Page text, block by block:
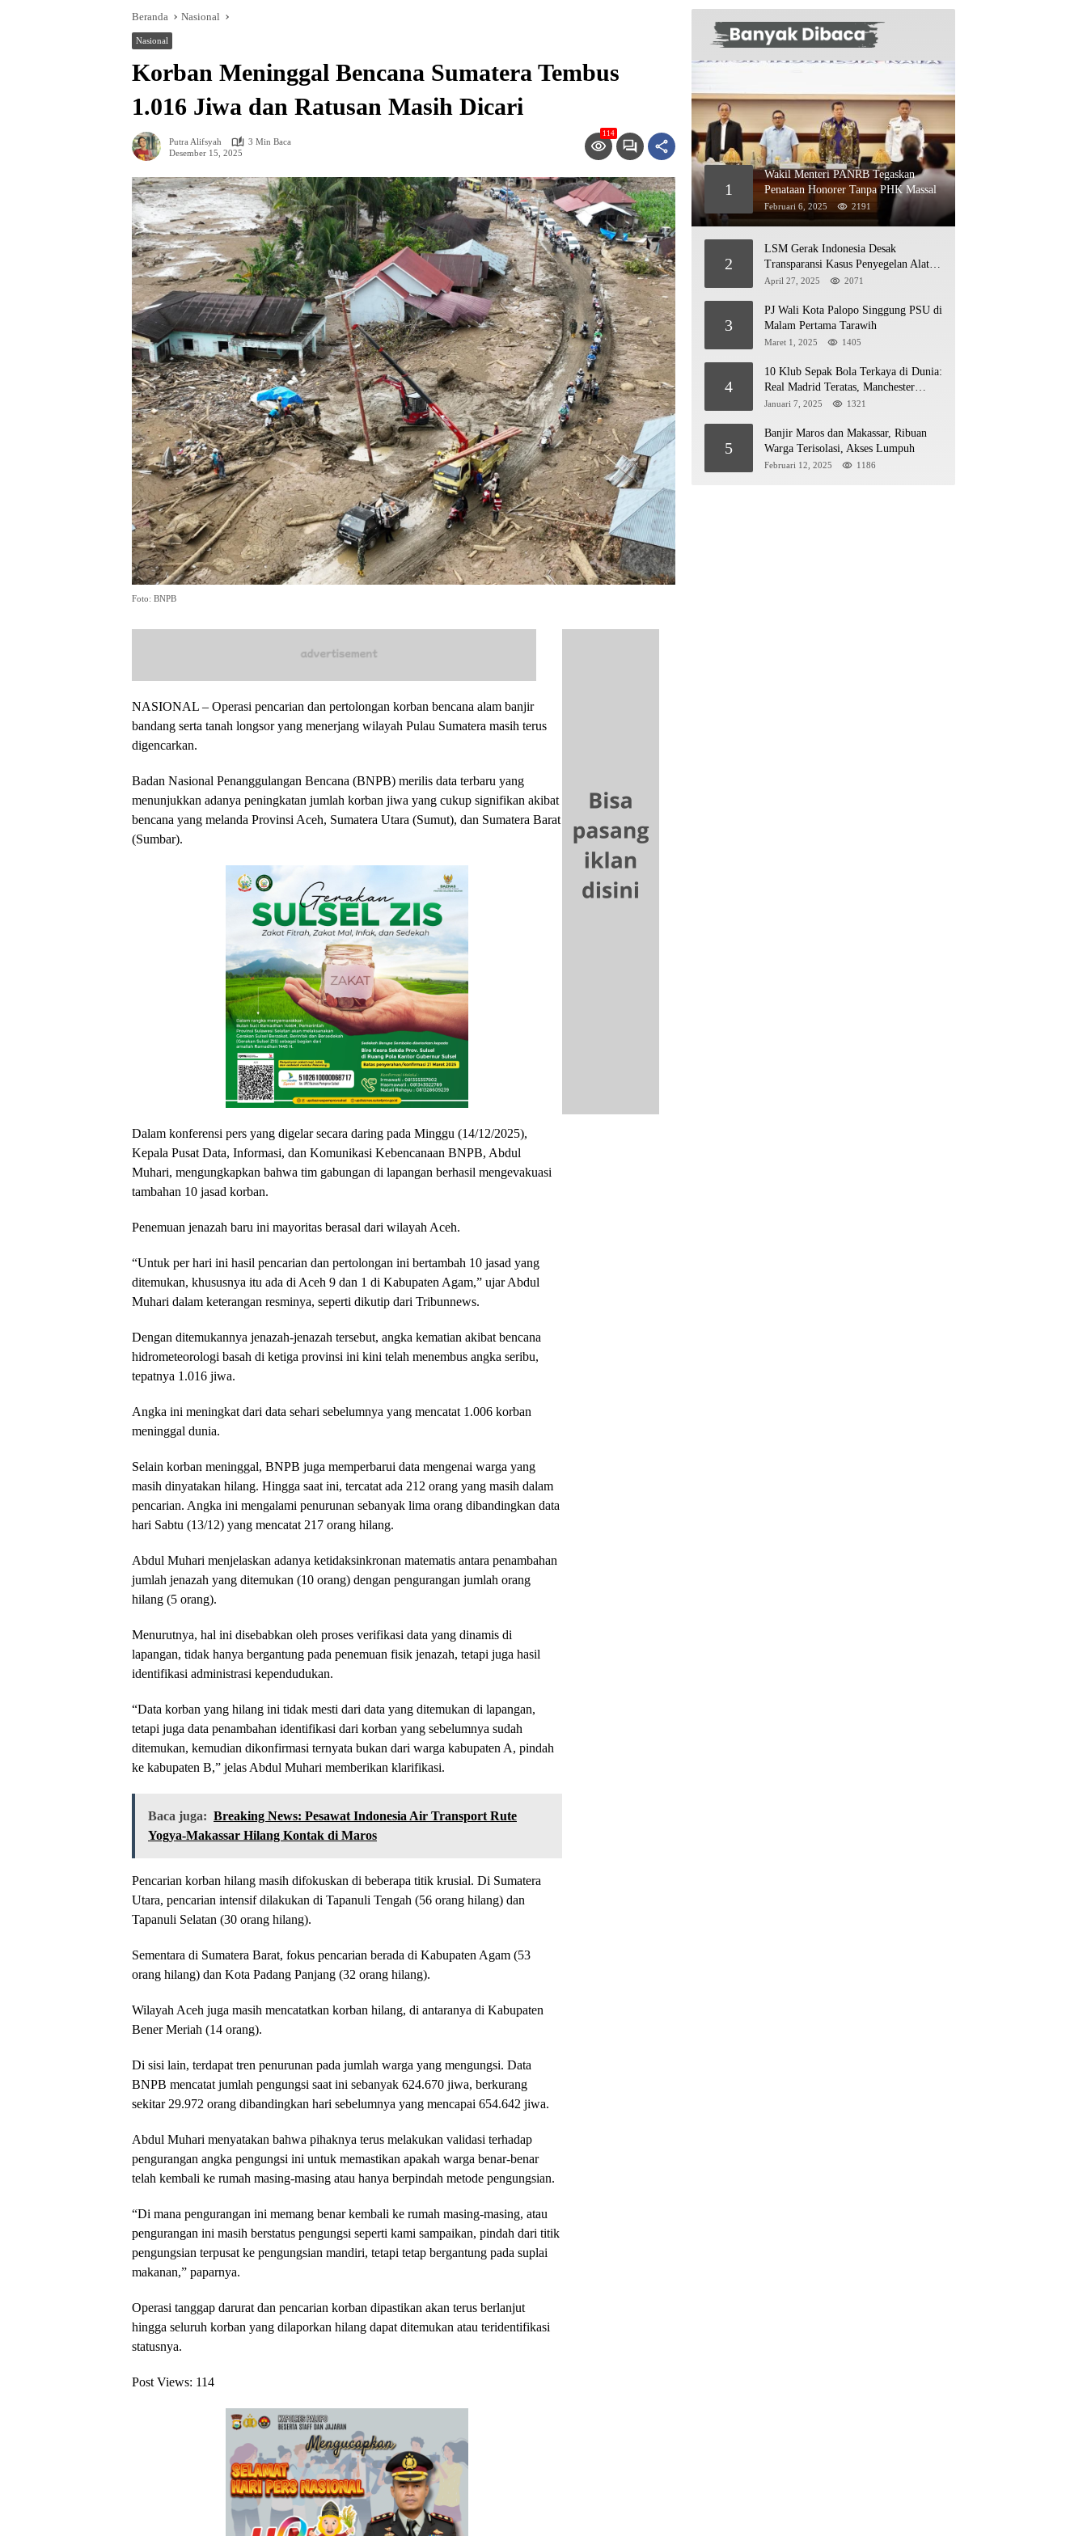
Beranda Nasional
Nasional
Korban Meninggal Bencana Sumatera Tembus
1.016 Jiwa dan Ratusan Masih Dicari
Putra Alifsyah
3 Min Baca
Desember 15, 2025
114
Foto: BNPB
NASIONAL – Operasi pencarian dan pertolongan korban bencana alam banjir
bandang serta tanah longsor yang menerjang wilayah Pulau Sumatera masih terus
digencarkan.
Badan Nasional Penanggulangan Bencana (BNPB) merilis data terbaru yang
menunjukkan adanya peningkatan jumlah korban jiwa yang cukup signifikan akibat
bencana yang melanda Provinsi Aceh, Sumatera Utara (Sumut), dan Sumatera Barat
(Sumbar).
Dalam konferensi pers yang digelar secara daring pada Minggu (14/12/2025),
Kepala Pusat Data, Informasi, dan Komunikasi Kebencanaan BNPB, Abdul
Muhari, mengungkapkan bahwa tim gabungan di lapangan berhasil mengevakuasi
tambahan 10 jasad korban.
Penemuan jenazah baru ini mayoritas berasal dari wilayah Aceh.
“Untuk per hari ini hasil pencarian dan pertolongan ini bertambah 10 jasad yang
ditemukan, khususnya itu ada di Aceh 9 dan 1 di Kabupaten Agam,” ujar Abdul
Muhari dalam keterangan resminya, seperti dikutip dari Tribunnews.
Dengan ditemukannya jenazah-jenazah tersebut, angka kematian akibat bencana
hidrometeorologi basah di ketiga provinsi ini kini telah menembus angka seribu,
tepatnya 1.016 jiwa.
Angka ini meningkat dari data sehari sebelumnya yang mencatat 1.006 korban
meninggal dunia.
Selain korban meninggal, BNPB juga memperbarui data mengenai warga yang
masih dinyatakan hilang. Hingga saat ini, tercatat ada 212 orang yang masih dalam
pencarian. Angka ini mengalami penurunan sebanyak lima orang dibandingkan data
hari Sabtu (13/12) yang mencatat 217 orang hilang.
Abdul Muhari menjelaskan adanya ketidaksinkronan matematis antara penambahan
jumlah jenazah yang ditemukan (10 orang) dengan pengurangan jumlah orang
hilang (5 orang).
Menurutnya, hal ini disebabkan oleh proses verifikasi data yang dinamis di
lapangan, tidak hanya bergantung pada penemuan fisik jenazah, tetapi juga hasil
identifikasi administrasi kependudukan.
“Data korban yang hilang ini tidak mesti dari data yang ditemukan di lapangan,
tetapi juga data penambahan identifikasi dari korban yang sebelumnya sudah
ditemukan, kemudian dikonfirmasi ternyata bukan dari warga kabupaten A, pindah
ke kabupaten B,” jelas Abdul Muhari memberikan klarifikasi.
Baca juga: Breaking News: Pesawat Indonesia Air Transport Rute
Yogya-Makassar Hilang Kontak di Maros
Pencarian korban hilang masih difokuskan di beberapa titik krusial. Di Sumatera
Utara, pencarian intensif dilakukan di Tapanuli Tengah (56 orang hilang) dan
Tapanuli Selatan (30 orang hilang).
Sementara di Sumatera Barat, fokus pencarian berada di Kabupaten Agam (53
orang hilang) dan Kota Padang Panjang (32 orang hilang).
Wilayah Aceh juga masih mencatatkan korban hilang, di antaranya di Kabupaten
Bener Meriah (14 orang).
Di sisi lain, terdapat tren penurunan pada jumlah warga yang mengungsi. Data
BNPB mencatat jumlah pengungsi saat ini sebanyak 624.670 jiwa, berkurang
sekitar 29.972 orang dibandingkan hari sebelumnya yang mencapai 654.642 jiwa.
Abdul Muhari menyatakan bahwa pihaknya terus melakukan validasi terhadap
pengurangan angka pengungsi ini untuk memastikan apakah warga benar-benar
telah kembali ke rumah masing-masing atau hanya berpindah metode pengungsian.
“Di mana pengurangan ini memang benar kembali ke rumah masing-masing, atau
pengurangan ini masih berstatus pengungsi seperti kami sampaikan, pindah dari titik
pengungsian terpusat ke pengungsian mandiri, tetapi tetap bergantung pada suplai
makanan,” paparnya.
Operasi tanggap darurat dan pencarian korban dipastikan akan terus berlanjut
hingga seluruh korban yang dilaporkan hilang dapat ditemukan atau teridentifikasi
statusnya.
Post Views: 114
1
Wakil Menteri PANRB Tegaskan
Penataan Honorer Tanpa PHK Massal
Februari 6, 2025 2191
2
LSM Gerak Indonesia Desak
Transparansi Kasus Penyegelan Alat
Berat di Jetty PT Kasmar 2
April 27, 2025 2071
3
PJ Wali Kota Palopo Singgung PSU di
Malam Pertama Tarawih
Maret 1, 2025 1405
4
10 Klub Sepak Bola Terkaya di Dunia:
Real Madrid Teratas, Manchester
United Mengejar!
Januari 7, 2025 1321
5
Banjir Maros dan Makassar, Ribuan
Warga Terisolasi, Akses Lumpuh
Februari 12, 2025 1186